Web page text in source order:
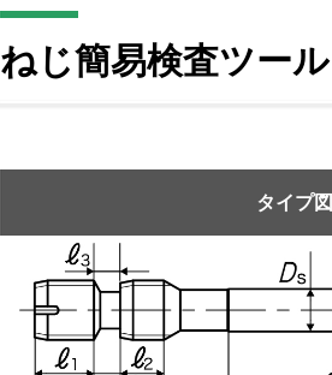
ねじ簡易検査ツー
タイプ図